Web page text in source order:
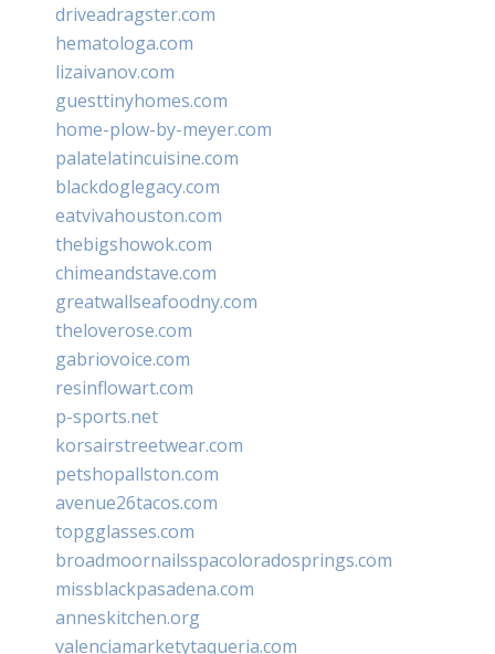
driveadragster.com
hematologa.com
lizaivanov.com
guesttinyhomes.com
home-plow-by-meyer.com
palatelatincuisine.com
blackdoglegacy.com
eatvivahouston.com
thebigshowok.com
chimeandstave.com
greatwallseafoodny.com
theloverose.com
gabriovoice.com
resinflowart.com
p-sports.net
korsairstreetwear.com
petshopallston.com
avenue26tacos.com
topgglasses.com
broadmoornailsspacoloradosprings.com
missblackpasadena.com
anneskitchen.org
valenciamarketytaqueria.com